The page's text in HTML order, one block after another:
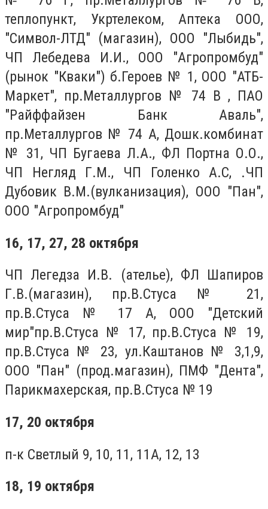
теплопункт, Укртелеком, Аптека ООО,
"Символ-ЛТД" (магазин), ООО "Лыбидь",
ЧП Лебедева И.И., ООО "Агропромбуд"
(рынок "Кваки") б.Героев № 1, ООО "АТБ-
Маркет", пр.Металлургов № 74 В , ПАО
"Райффайзен Банк Аваль",
пр.Металлургов № 74 А, Дошк.комбинат
№ 31, ЧП Бугаева Л.А., ФЛ Портна О.О.,
ЧП Негляд Г.М., ЧП Голенко А.С, .ЧП
Дубовик В.М.(вулканизация), ООО "Пан",
ООО "Агропромбуд"
16, 17, 27, 28 октября
ЧП Легедза И.В. (ателье), ФЛ Шапиров
Г.В.(магазин), пр.В.Стуса № 21,
пр.В.Стуса № 17 А, ООО "Детский
мир"пр.В.Стуса № 17, пр.В.Стуса № 19,
пр.В.Стуса № 23, ул.Каштанов № 3,1,9,
ООО "Пан" (прод.магазин), ПМФ "Дента",
Парикмахерская, пр.В.Стуса № 19
17, 20 октября
п-к Светлый 9, 10, 11, 11А, 12, 13
18, 19 октября